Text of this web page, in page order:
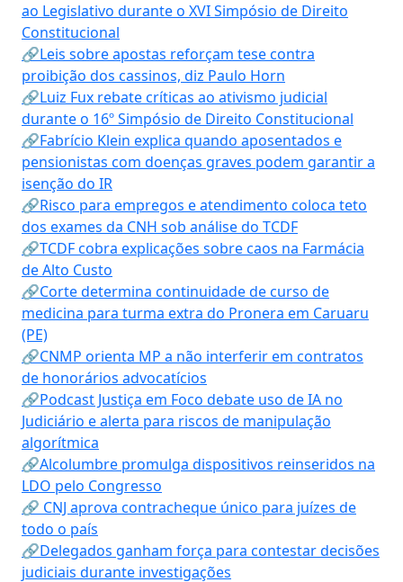
ao Legislativo durante o XVI Simpósio de Direito
Constitucional
🔗Leis sobre apostas reforçam tese contra
proibição dos cassinos, diz Paulo Horn
🔗Luiz Fux rebate críticas ao ativismo judicial
durante o 16º Simpósio de Direito Constitucional
🔗Fabrício Klein explica quando aposentados e
pensionistas com doenças graves podem garantir a
isenção do IR
🔗Risco para empregos e atendimento coloca teto
dos exames da CNH sob análise do TCDF
🔗TCDF cobra explicações sobre caos na Farmácia
de Alto Custo
🔗Corte determina continuidade de curso de
medicina para turma extra do Pronera em Caruaru
(PE)
🔗CNMP orienta MP a não interferir em contratos
de honorários advocatícios
🔗Podcast Justiça em Foco debate uso de IA no
Judiciário e alerta para riscos de manipulação
algorítmica
🔗Alcolumbre promulga dispositivos reinseridos na
LDO pelo Congresso
🔗 CNJ aprova contracheque único para juízes de
todo o país
🔗Delegados ganham força para contestar decisões
judiciais durante investigações